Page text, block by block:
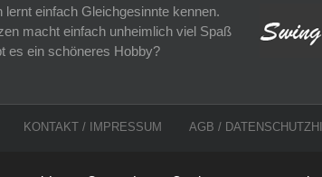
lernt einfach Gleichgesinnte kennen.
macht einfach unheimlich viel Spaß
es ein schöneres Hobby?
KONTAKT / IMPRESSUM AGB /